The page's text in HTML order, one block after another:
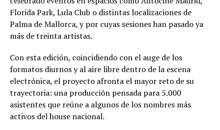
Florida Park, Lula Club o distintas localizaciones de
Palma de Mallorca, y por cuyas sesiones han pasado ya
más de treinta artistas.
Con esta edición, coincidiendo con el auge de los
formatos diurnos y al aire libre dentro de la escena
electrónica, el proyecto afronta el mayor reto de su
trayectoria: una producción pensada para 5.000
asistentes que reúne a algunos de los nombres más
activos del house nacional.